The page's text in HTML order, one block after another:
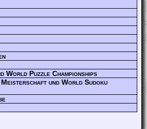
World Puzzle Championships
Meisterschaft und World Sudoku